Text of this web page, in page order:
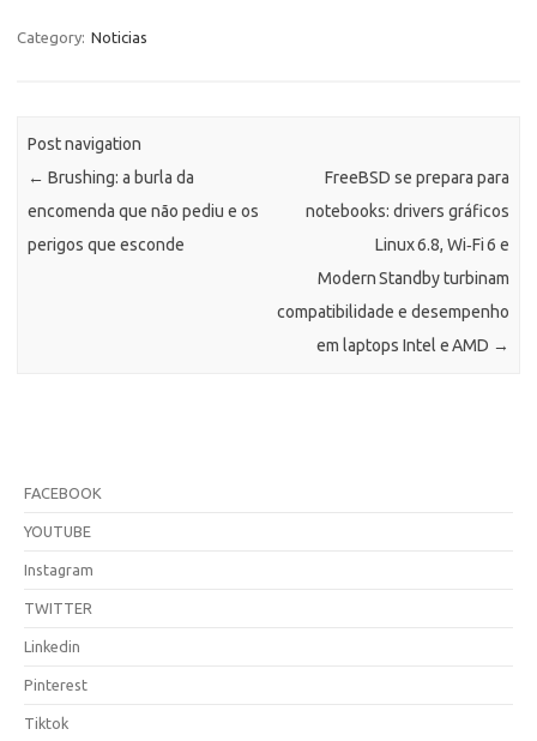
Category: Noticias
Post navigation
← Brushing: a burla da
encomenda que não pediu e os
perigos que esconde
FreeBSD se prepara para
notebooks: drivers gráficos
Linux 6.8, Wi‑Fi 6 e
Modern Standby turbinam
compatibilidade e desempenho
em laptops Intel e AMD →
FACEBOOK
YOUTUBE
Instagram
TWITTER
Linkedin
Pinterest
Tiktok